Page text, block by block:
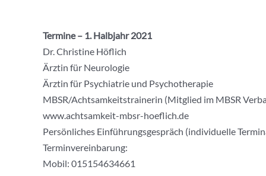
Termine – 1. Halbjahr 2021
Dr. Christine Höflich
Ärztin für Neurologie
Ärztin für Psychiatrie und Psychotherapie
MBSR/Achtsamkeitstrainerin (Mitglied im MBSR
www.achtsamkeit-mbsr-hoeflich.de
Persönliches Einführungsgespräch (individuelle
Terminvereinbarung:
Mobil: 015154634661